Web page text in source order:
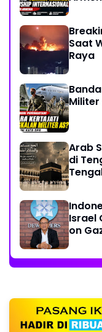
Saat
Raya
Militer
Arab
di
Israel
on